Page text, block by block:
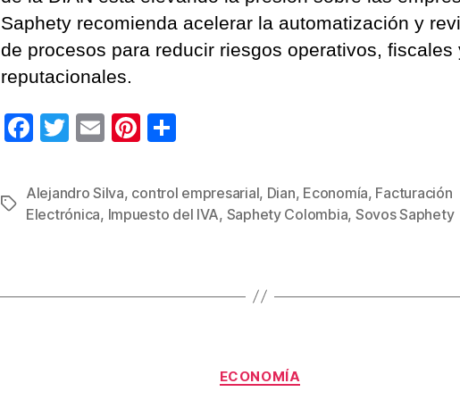
Saphety recomienda acelerar la automatización y
de procesos para reducir riesgos operativos, fiscales
reputacionales.
F
c
e
o
T
tt
er
E
ail
Pi
er
e
m
p
Etiquetas
Alejandro Silva, control empresarial, Dian, Economía, Facturación
Electrónica, Impuesto del IVA, Saphety Colombia, Sovos Saphety
Categorías
ECONOMÍA